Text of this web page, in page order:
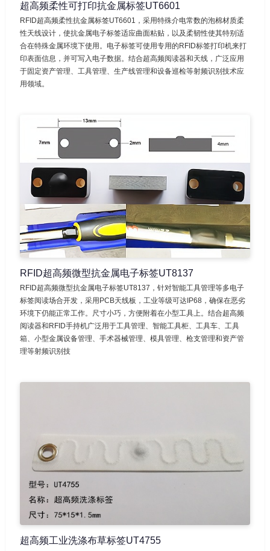
超高频柔性可打印抗金属标签UT6601
RFID超高频柔性抗金属标签UT6601，采用特殊介电常数的泡棉材质柔
性天线设计，使抗金属电子标签适应曲面粘贴，以及柔韧性使其特别适
合在特殊金属环境下使用。电子标签可使用专用的RFID标签打印机来打
印表面信息，并可写入电子数据。结合超高频阅读器和天线，广泛应用
于固定资产管理、工具管理、生产线管理和设备巡检等射频识别技术应
用领域。
RFID超高频微型抗金属电子标签UT8137
RFID超高频微型抗金属电子标签UT8137，针对智能工具管理等多电子
标签阅读场合开发，采用PCB天线板，工业等级可达IP68，确保在恶劣
环境下仍能正常工作。尺寸小巧，方便附着在小型工具上。结合超高频
阅读器和RFID手持机广泛用于工具管理、智能工具柜、工具车、工具
箱、小型金属设备管理、手术器械管理、模具管理、枪支管理和资产管
理等射频识别技
超高频工业洗涤布草标签UT4755